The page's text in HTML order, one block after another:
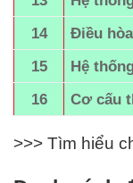
14
Điều hòa
15
Hệ
16
Cơ cấu
>>> Tìm hiểu